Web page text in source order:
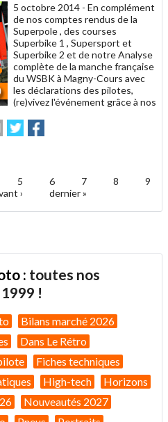
5 octobre 2014 - En complément
de nos comptes rendus de la
Superpole , des courses
Superbike 1 , Supersport et
Superbike 2 et de notre Analyse
complète de la manche française
du WSBK à Magny-Cours avec
les déclarations des pilotes,
(re)vivez l'événement grâce à nos
EnvoyerPartager
sur sur
5 6 7 8
9
› dernier »
: toutes nos
!
Bilans marché 2026
Dans Le Rétro
Fiches techniques
High-tech
Horizons
Nouveautés 2027